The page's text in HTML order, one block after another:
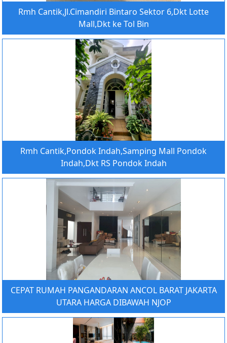
Rmh Cantik,Jl.Cimandiri Bintaro Sektor 6,Dkt Lotte
Mall,Dkt ke Tol Bin
Rmh Cantik,Pondok Indah,Samping Mall Pondok
Indah,Dkt RS Pondok Indah
CEPAT RUMAH PANGANDARAN ANCOL BARAT JAKARTA
UTARA HARGA DIBAWAH NJOP